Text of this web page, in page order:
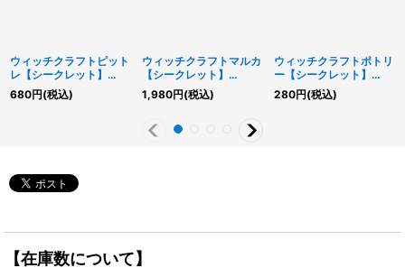
ウィッチクラフトピット
レ【シークレット】
{RV01-JP034}《モンス
ター》
680円(税込)
ウィッチクラフトマルカ
【シークレット】
{RV01-JP024}《モンス
ター》
1,980円(税込)
ウィッチクラフトポトリ
ー【シークレット】
{RV01-JP035}《モンス
ター》
280円(税込)
【在庫数について】